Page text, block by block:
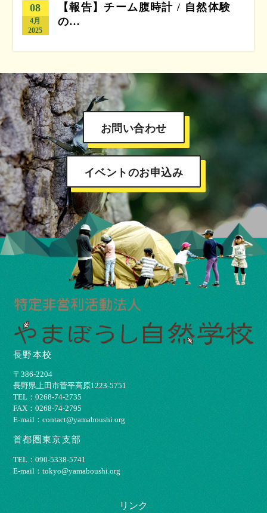
08
4月
2025
【報告】チーム腹時計 / 自然体験
の…
お問い合わせ
イベントのお申込み
長野本校
〒386-2204
⻑野県上⽥市菅平⾼原1223-5751
TEL：0268-74-2735
FAX：0268-74-2795
E-mail：contact@yamaboushi.org
首都圏東京支部
TEL：090-5338-5741
E-mail：tokyo@yamaboushi.org
リンク